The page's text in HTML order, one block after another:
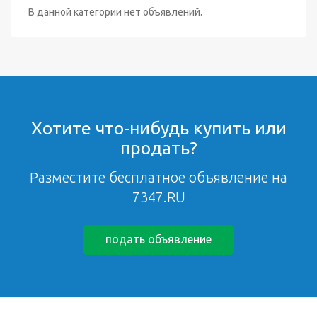
В данной категории нет объявлений.
Хотите что-нибудь купить или
продать?
Разместите бесплатное объявление на
7347.RU
подать объявление